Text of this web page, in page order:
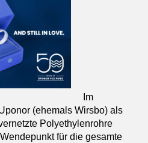
Im
(ehemals Wirsbo) als
Polyethylenrohre
für die gesamte